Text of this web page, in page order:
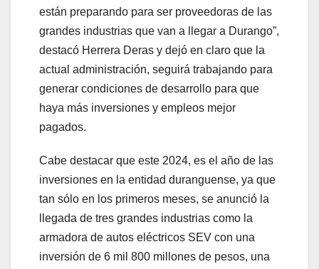
están preparando para ser proveedoras de las
grandes industrias que van a llegar a Durango”,
destacó Herrera Deras y dejó en claro que la
actual administración, seguirá trabajando para
generar condiciones de desarrollo para que
haya más inversiones y empleos mejor
pagados.
Cabe destacar que este 2024, es el año de las
inversiones en la entidad duranguense, ya que
tan sólo en los primeros meses, se anunció la
llegada de tres grandes industrias como la
armadora de autos eléctricos SEV con una
inversión de 6 mil 800 millones de pesos, una